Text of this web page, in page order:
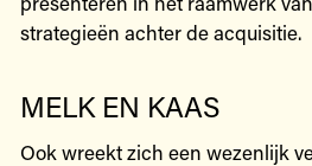
strategieën achter de acquisitie.
MELK EN KAAS
Ook wreekt zich een wezenlijk